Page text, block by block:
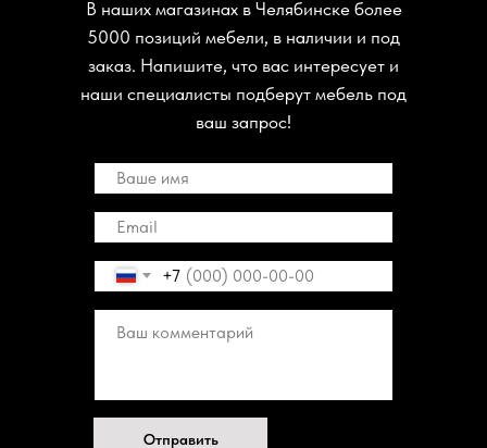
+7
Отправить
В наших магазинах в Челябинске более
5000 позиций мебели, в наличии и под
заказ. Напишите, что вас интересует и
наши специалисты подберут мебель под
ваш запрос!